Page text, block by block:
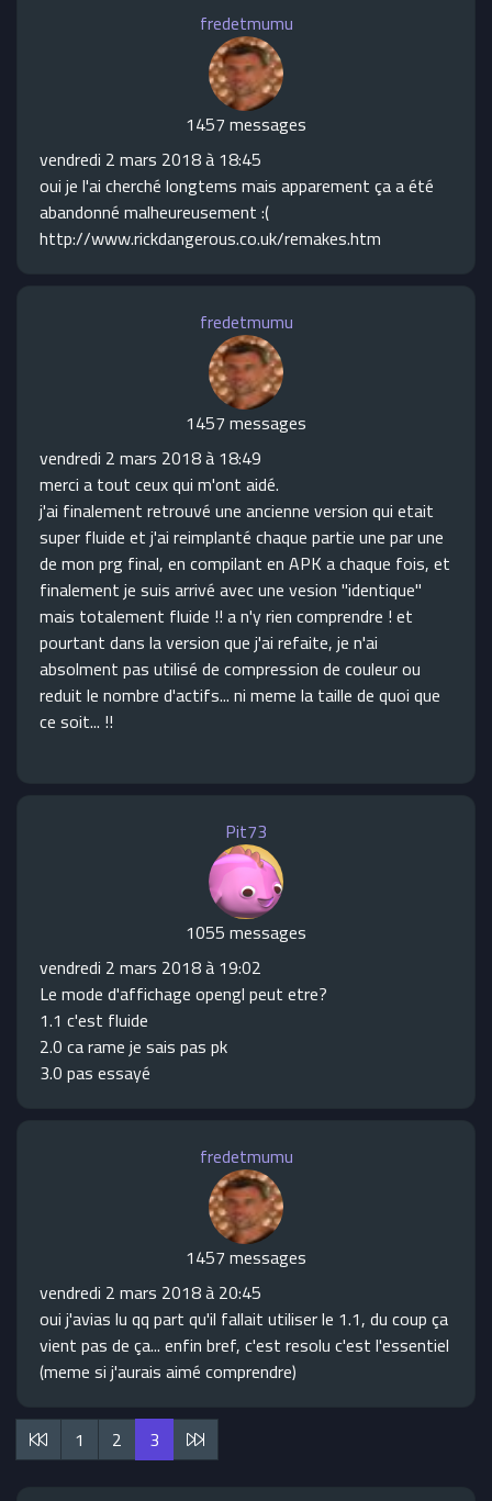
fredetmumu
1457 messages
vendredi 2 mars 2018 à 18:45
oui je l'ai cherché longtems mais apparement ça a été
abandonné malheureusement :(
http://www.rickdangerous.co.uk/remakes.htm
fredetmumu
1457 messages
vendredi 2 mars 2018 à 18:49
merci a tout ceux qui m'ont aidé.
j'ai finalement retrouvé une ancienne version qui etait
super fluide et j'ai reimplanté chaque partie une par une
de mon prg final, en compilant en APK a chaque fois, et
finalement je suis arrivé avec une vesion "identique"
mais totalement fluide !! a n'y rien comprendre ! et
pourtant dans la version que j'ai refaite, je n'ai
absolment pas utilisé de compression de couleur ou
reduit le nombre d'actifs... ni meme la taille de quoi que
ce soit... !!
Pit73
1055 messages
vendredi 2 mars 2018 à 19:02
Le mode d'affichage opengl peut etre?
1.1 c'est fluide
2.0 ca rame je sais pas pk
3.0 pas essayé
fredetmumu
1457 messages
vendredi 2 mars 2018 à 20:45
oui j'avias lu qq part qu'il fallait utiliser le 1.1, du coup ça
vient pas de ça... enfin bref, c'est resolu c'est l'essentiel
(meme si j'aurais aimé comprendre)
1 2 3